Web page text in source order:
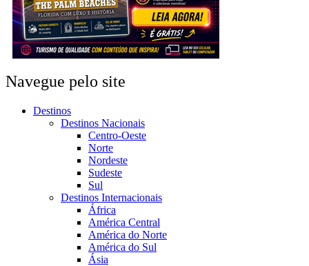
Navegue pelo site
Destinos
Destinos Nacionais
Centro-Oeste
Norte
Nordeste
Sudeste
Sul
Destinos Internacionais
África
América Central
América do Norte
América do Sul
Ásia